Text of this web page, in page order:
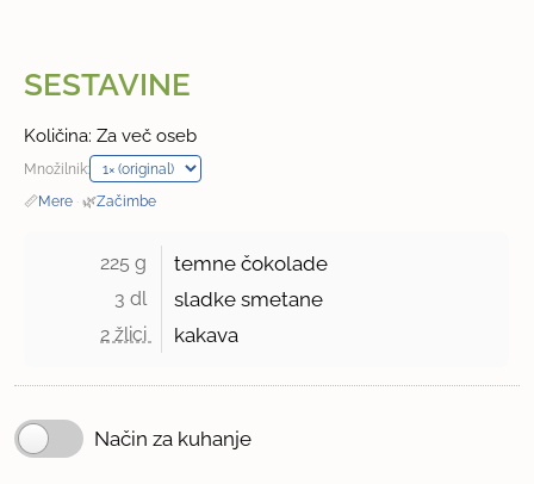
SESTAVINE
Količina: Za več oseb
Množilnik:
📏Mere · 🌿Začimbe
225 g temne čokolade
3 dl sladke smetane
2 žlici kakava
Način za kuhanje